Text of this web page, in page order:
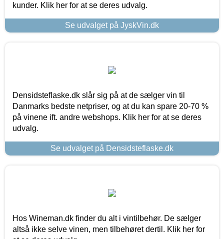
kunder. Klik her for at se deres udvalg.
Se udvalget på JyskVin.dk
Densidsteflaske.dk slår sig på at de sælger vin til
Danmarks bedste netpriser, og at du kan spare 20-70 %
på vinene ift. andre webshops. Klik her for at se deres
udvalg.
Se udvalget på Densidsteflaske.dk
Hos Wineman.dk finder du alt i vintilbehør. De sælger
altså ikke selve vinen, men tilbehøret dertil. Klik her for